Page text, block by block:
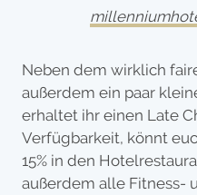
Neben dem wirklich
außerdem ein paar
erhaltet ihr einen Late
Verfügbarkeit, könnt
15% in den
außerdem alle Fitness-